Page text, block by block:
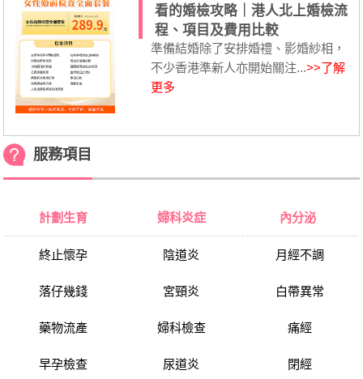
看的婚檢攻略｜港人北上婚檢流
程、項目及費用比較
準備結婚除了安排婚禮、影婚紗相，
不少香港準新人亦開始關注...>>了解
更多
服務項目
計劃生育
終止懷孕
落仔幾錢
藥物流產
早孕檢查
婦科炎症
陰道炎
宮頸炎
婦科檢查
尿道炎
內分泌
月經不調
白帶異常
痛經
閉經